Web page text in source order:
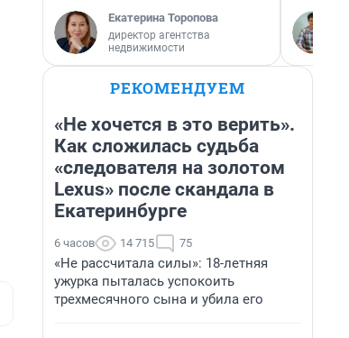
Екатерина Торопова
директор агентства
недвижимости
РЕКОМЕНДУЕМ
«Не хочется в это верить».
Как сложилась судьба
«следователя на золотом
Lexus» после скандала в
Екатеринбурге
6 часов 14 715 75
«Не рассчитала силы»: 18-летняя
ужурка пыталась успокоить
трехмесячного сына и убила его